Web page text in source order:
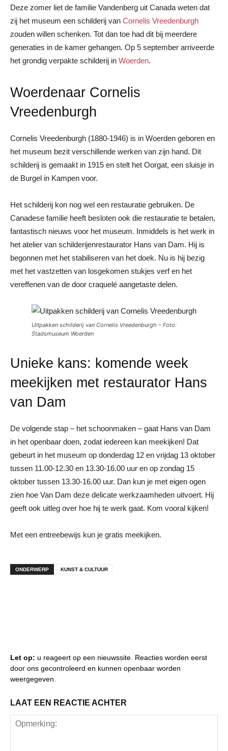
Deze zomer liet de familie Vandenberg uit Canada weten dat
zij het museum een schilderij van Cornelis Vreedenburgh
zouden willen schenken. Tot dan toe had dit bij meerdere
generaties in de kamer gehangen. Op 5 september arriveerde
het grondig verpakte schilderij in Woerden.
Woerdenaar Cornelis
Vreedenburgh
Cornelis Vreedenburgh (1880-1946) is in Woerden geboren en
het museum bezit verschillende werken van zijn hand. Dit
schilderij is gemaakt in 1915 en stelt het Oorgat, een sluisje in
de Burgel in Kampen voor.
Het schilderij kon nog wel een restauratie gebruiken. De
Canadese familie heeft besloten ook die restauratie te betalen,
fantastisch nieuws voor het museum. Inmiddels is het werk in
het atelier van schilderijenrestaurator Hans van Dam. Hij is
begonnen met het stabiliseren van het doek. Nu is hij bezig
met het vastzetten van losgekomen stukjes verf en het
vereffenen van de door craquelé aangetaste delen.
Uitpakken schilderij van Cornelis Vreedenburgh – Foto:
Stadsmuseum Woerden
Unieke kans: komende week
meekijken met restaurator Hans
van Dam
De volgende stap – het schoonmaken – gaat Hans van Dam
in het openbaar doen, zodat iedereen kan meekijken! Dat
gebeurt in het museum op donderdag 12 en vrijdag 13 oktober
tussen 11.00-12.30 en 13.30-16.00 uur en op zondag 15
oktober tussen 13.30-16.00 uur. Dan kun je met eigen ogen
zien hoe Van Dam deze delicate werkzaamheden uitvoert. Hij
geeft ook uitleg over hoe hij te werk gaat. Kom vooral kijken!
Met een entreebewijs kun je gratis meekijken.
ONDERWERP KUNST & CULTUUR
Let op: u reageert op een nieuwssite. Reacties worden eerst
door ons gecontroleerd en kunnen openbaar worden
weergegeven.
LAAT EEN REACTIE ACHTER